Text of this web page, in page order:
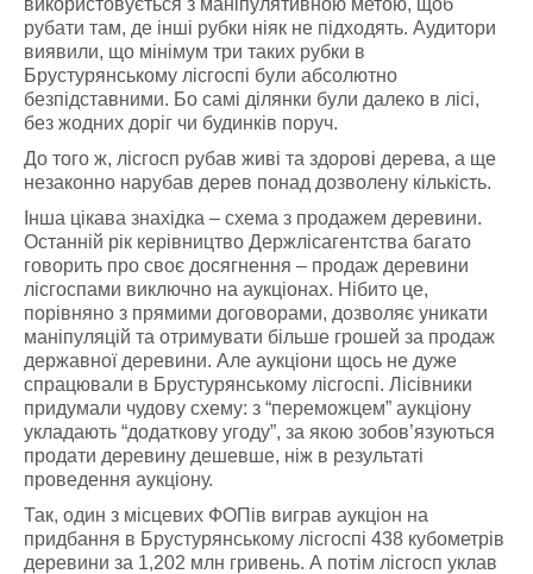
використовується з маніпулятивною метою, щоб
рубати там, де інші рубки ніяк не підходять. Аудитори
виявили, що мінімум три таких рубки в
Брустурянському лісгоспі були абсолютно
безпідставними. Бо самі ділянки були далеко в лісі,
без жодних доріг чи будинків поруч.
До того ж, лісгосп рубав живі та здорові дерева, а ще
незаконно нарубав дерев понад дозволену кількість.
Інша цікава знахідка – схема з продажем деревини.
Останній рік керівництво Держлісагентства багато
говорить про своє досягнення – продаж деревини
лісгоспами виключно на аукціонах. Нібито це,
порівняно з прямими договорами, дозволяє уникати
маніпуляцій та отримувати більше грошей за продаж
державної деревини. Але аукціони щось не дуже
спрацювали в Брустурянському лісгоспі. Лісівники
придумали чудову схему: з “переможцем” аукціону
укладають “додаткову угоду”, за якою зобов’язуються
продати деревину дешевше, ніж в результаті
проведення аукціону.
Так, один з місцевих ФОПів виграв аукціон на
придбання в Брустурянському лісгоспі 438 кубометрів
деревини за 1,202 млн гривень. А потім лісгосп уклав